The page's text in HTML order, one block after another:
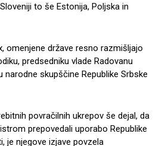
to še Estonija, Poljska in
omenjene države resno razmišljajo
predsedniku vlade Radovanu
narodne skupščine Republike Srbske
povračilnih ukrepov še dejal, da
prepovedali uporabo Republike
je njegove izjave povzela